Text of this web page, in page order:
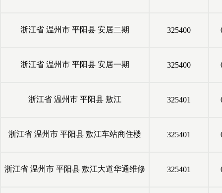
浙江省 温州市 平阳县 安居二期 325400
浙江省 温州市 平阳县 安居一期 325400
浙江省 温州市 平阳县 敖江 325401
浙江省 温州市 平阳县 敖江车站商住楼 325401
浙江省 温州市 平阳县 敖江大道华通维修 325401